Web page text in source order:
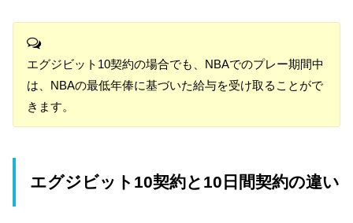
エグジビット10契約の場合でも、NBAでのプレー期間中
は、NBAの最低年俸に基づいた給与を受け取ることがで
きます。
エグジビット10契約と10日間契約の違い